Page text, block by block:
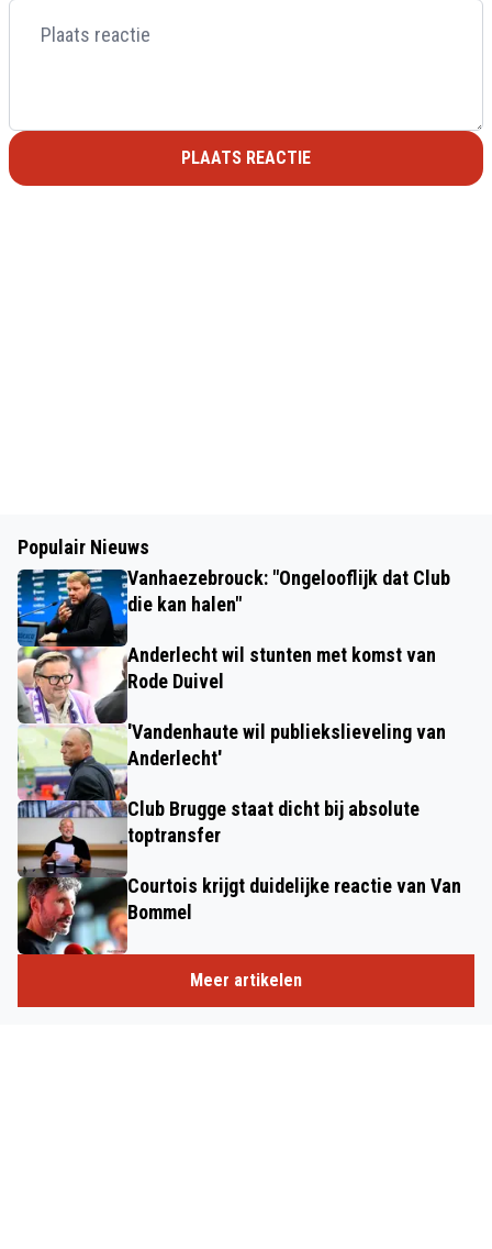
PLAATS REACTIE
Populair Nieuws
Vanhaezebrouck: "Ongelooflijk dat Club
die kan halen"
Anderlecht wil stunten met komst van
Rode Duivel
'Vandenhaute wil publiekslieveling van
Anderlecht'
Club Brugge staat dicht bij absolute
toptransfer
Courtois krijgt duidelijke reactie van Van
Bommel
Meer artikelen